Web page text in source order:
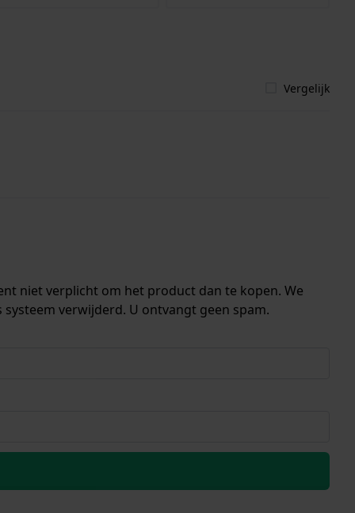
Vergelijk
niet verplicht om het product dan te kopen. We
verwijderd. U ontvangt geen spam.